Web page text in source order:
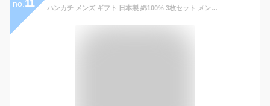
no. 11 ハンカチ メンズ ギフト 日本製 綿100% 3枚セット メンズハンカチ 紳士 おしゃれ 薄手 大きめ 45cm×45cm ビジネス フォーマル オフィスカジュアル 結婚式 お受験 コンパクト ポケット シンプル シック プレゼント